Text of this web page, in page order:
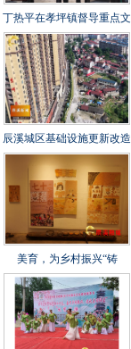
丁热平在孝坪镇督导重点文
旅项目建设时强调 紧盯节
点 全力冲刺 高标准高质量
高效率推进项目建设
辰溪城区基础设施更新改造
工程全速推进
美育，为乡村振兴“铸
魂”——辰溪县罗子山瑶族
乡学校开展大树艺术节